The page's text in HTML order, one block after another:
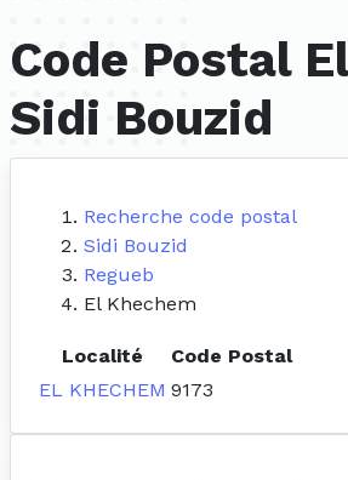
Code Postal
Sidi Bouzid
Recherche code postal
Sidi Bouzid
Regueb
El Khechem
Localité
Code Postal
EL KHECHEM 9173